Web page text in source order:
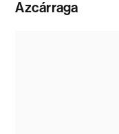
Azcárraga